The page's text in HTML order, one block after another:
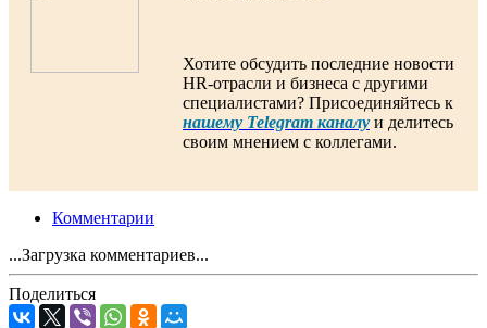
Хотите обсудить последние новости
HR-отрасли и бизнеса с другими
специалистами? Присоединяйтесь к
нашему Telegram каналу и делитесь
своим мнением с коллегами.
Комментарии
...Загрузка комментариев...
Поделиться